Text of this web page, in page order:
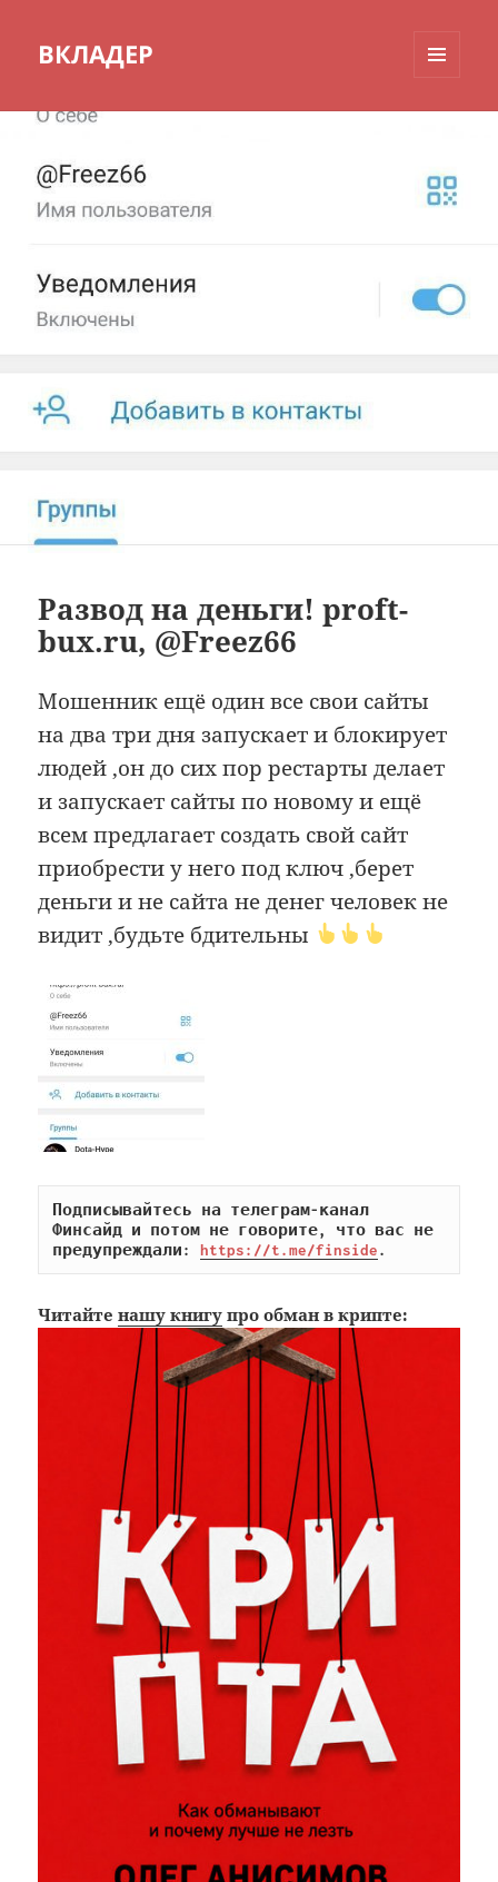
ВКЛАДЕР
Развод на деньги! proft-
bux.ru, @Freez66
Мошенник ещё один все свои сайты
на два три дня запускает и блокирует
людей ,он до сих пор рестарты делает
и запускает сайты по новому и ещё
всем предлагает создать свой сайт
приобрести у него под ключ ,берет
деньги и не сайта не денег человек не
видит ,будьте бдительны
Подписывайтесь на телеграм-канал
Финсайд и потом не говорите, что вас не
предупреждали: https://t.me/finside.
Читайтенашу книгу про обман в крипте: